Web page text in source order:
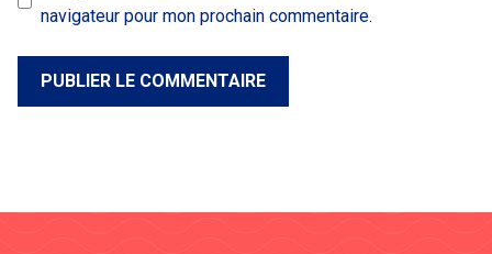
navigateur pour mon prochain commentaire.